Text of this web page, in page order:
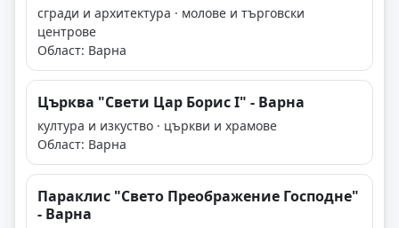
сгради и архитектура · молове и търговски
центрове
Област: Варна
Църква "Свети Цар Борис I" - Варна
култура и изкуство · църкви и храмове
Област: Варна
Параклис "Свето Преображение Господне"
- Варна